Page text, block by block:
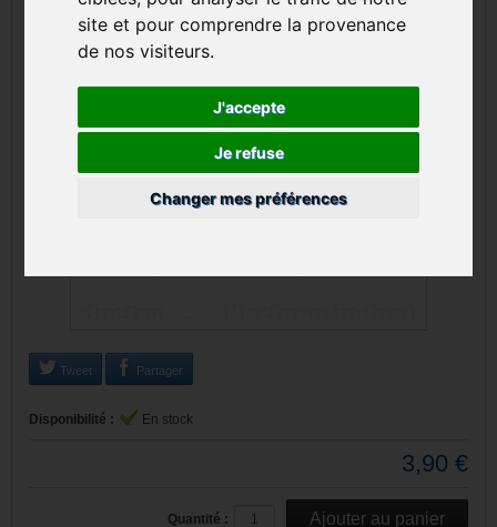
site et pour comprendre la provenance
de nos visiteurs.
J'accepte
Je refuse
Changer mes préférences
Tweet Partager
Disponibilité : En stock
3,90 €
Quantité :